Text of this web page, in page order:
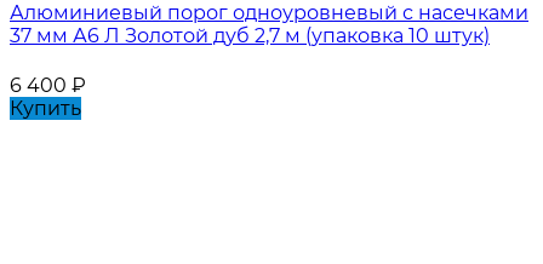
Алюминиевый порог одноуровневый с насечками
37 мм А6 Л Золотой дуб 2,7 м (упаковка 10 штук)
6 400 ₽
Купить